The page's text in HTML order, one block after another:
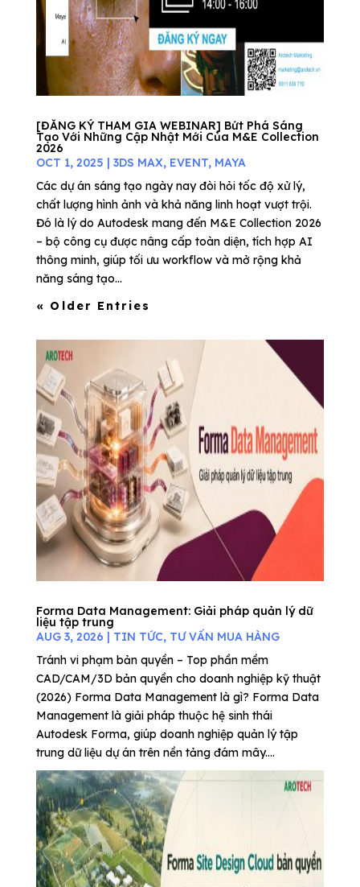
[ĐĂNG KÝ THAM GIA WEBINAR] Bứt Phá Sáng
Tạo Với Những Cập Nhật Mới Của M&E Collection
2026
OCT 1, 2025 | 3DS MAX, EVENT, MAYA
Các dự án sáng tạo ngày nay đòi hỏi tốc độ xử lý,
chất lượng hình ảnh và khả năng linh hoạt vượt trội.
Đó là lý do Autodesk mang đến M&E Collection 2026
– bộ công cụ được nâng cấp toàn diện, tích hợp AI
thông minh, giúp tối ưu workflow và mở rộng khả
năng sáng tạo...
« Older Entries
Forma Data Management: Giải pháp quản lý dữ
liệu tập trung
AUG 3, 2026 | TIN TỨC, TƯ VẤN MUA HÀNG
Tránh vi phạm bản quyền – Top phần mềm
CAD/CAM/3D bản quyền cho doanh nghiệp kỹ thuật
(2026) Forma Data Management là gì? Forma Data
Management là giải pháp thuộc hệ sinh thái
Autodesk Forma, giúp doanh nghiệp quản lý tập
trung dữ liệu dự án trên nền tảng đám mây....